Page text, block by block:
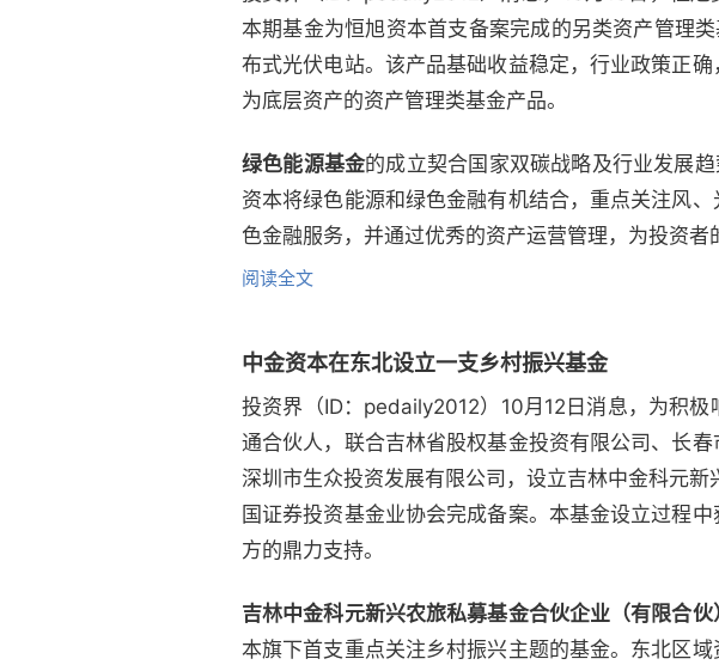
本期基金为恒旭资本首支备案完成的另类资产管理
布式光伏电站。该产品基础收益稳定，行业政策正
为底层资产的资产管理类基金产品。
绿色能源基金的成立契合国家双碳战略及行业发展
资本将绿色能源和绿色金融有机结合，重点关注风
色金融服务，并通过优秀的资产运营管理，为投资者
阅读全文
中金资本在东北设立一支乡村振兴基金
投资界（ID：pedaily2012）10月12日消息，为积
通合伙人，联合吉林省股权基金投资有限公司、长
深圳市生众投资发展有限公司，设立吉林中金科元
国证券投资基金业协会完成备案。本基金设立过程
方的鼎力支持。
吉林中金科元新兴农旅私募基金合伙企业（有限合伙
本旗下首支重点关注乡村振兴主题的基金。东北区